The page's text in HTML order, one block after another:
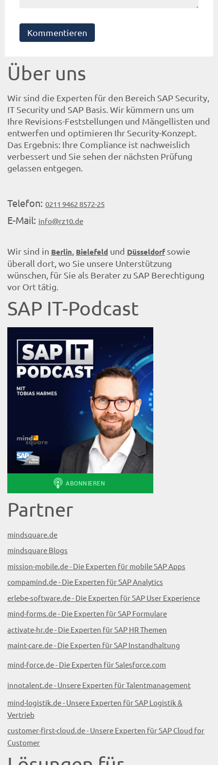
Kommentieren
Über uns
Wir sind die Experten für den Bereich SAP Security,
IT Security und SAP Basis. Wir kümmern uns um
Ihre Revisions-Feststellungen und Mängellisten und
entwerfen und optimieren Ihr Security-Konzept.
Das Ergebnis: Ihre Compliance ist nachweislich
verbessert und Sie sehen der nächsten Prüfung
gelassen entgegen.
Telefon: 0211 9462 8572-25
E-Mail: info@rz10.de
Wir sind in Berlin, Bielefeld und Düsseldorfsowie
überall dort, wo Sie unsere Unterstützung
wünschen, für Sie als Berater zu SAP Berechtigung
vor Ort tätig.
SAP IT-Podcast
Partner
mindsquare.de
mindsquare Blogs
mission-mobile.de - Die Experten für mobile SAP Apps
compamind.de - Die Experten für SAP Analytics
erlebe-software.de - Die Experten für SAP User Experience
mind-forms.de - Die Experten für SAP Formulare
activate-hr.de - Die Experten für SAP HR Themen
maint-care.de - Die Experten für SAP Instandhaltung
mind-force.de - Die Experten für Salesforce.com
innotalent.de - Unsere Experten für Talentmanagement
mind-logistik.de - Unsere Experten für SAP Logistik &
Vertrieb
customer-first-cloud.de - Unsere Experten für SAP Cloud for
Customer